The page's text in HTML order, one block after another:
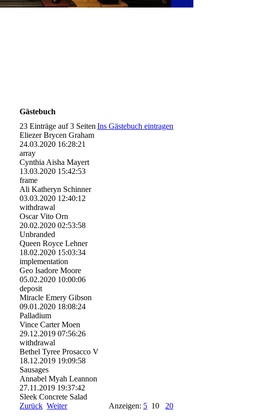
Gästebuch
23 Einträge auf 3 Seiten Ins Gästebuch eintragen
Eliezer Brycen Graham
24.03.2020 16:28:21
array
Cynthia Aisha Mayert
13.03.2020 15:42:53
frame
Ali Katheryn Schinner
03.03.2020 12:40:12
withdrawal
Oscar Vito Orn
20.02.2020 02:53:58
Unbranded
Queen Royce Lehner
18.02.2020 15:03:34
implementation
Geo Isadore Moore
05.02.2020 10:00:06
deposit
Miracle Emery Gibson
09.01.2020 18:08:24
Palladium
Vince Carter Moen
29.12.2019 07:56:26
withdrawal
Bethel Tyree Prosacco V
18.12.2019 19:09:58
Sausages
Annabel Myah Leannon
27.11.2019 19:37:42
Sleek Concrete Salad
Zurück Weiter Anzeigen: 510 20